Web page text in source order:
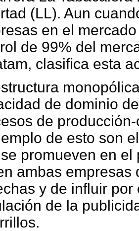
(LL). Aun
en el
de 99% del
clasifica esta
de dominio
de
de esto son
promueven en
ambas empresas
y de influir
de la